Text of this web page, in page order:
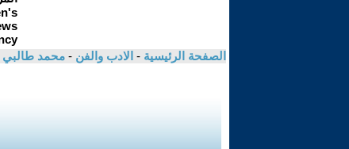
الصفحة الرئيسية - الادب والفن - محمد طالبي